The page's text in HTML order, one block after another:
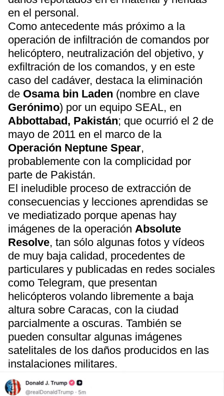
en el personal.
Como antecedente más próximo a la
operación de infiltración de comandos por
helicóptero, neutralización del objetivo, y
exfiltración de los comandos, y en este
caso del cadáver, destaca la eliminación
de Osama bin Laden (nombre en clave
Gerónimo) por un equipo SEAL, en
Abbottabad, Pakistán; que ocurrió el 2 de
mayo de 2011 en el marco de la
Operación Neptune Spear,
probablemente con la complicidad por
parte de Pakistán.
El ineludible proceso de extracción de
consecuencias y lecciones aprendidas se
ve mediatizado porque apenas hay
imágenes de la operación Absolute
Resolve, tan sólo algunas fotos y vídeos
de muy baja calidad, procedentes de
particulares y publicadas en redes sociales
como Telegram, que presentan
helicópteros volando libremente a baja
altura sobre Caracas, con la ciudad
parcialmente a oscuras. También se
pueden consultar algunas imágenes
satelitales de los daños producidos en las
instalaciones militares.